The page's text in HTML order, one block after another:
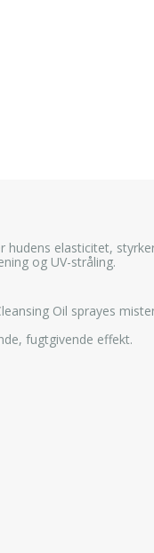
elasticitet,
og UV-stråling.
Oil sprayes
fugtgivende effekt.